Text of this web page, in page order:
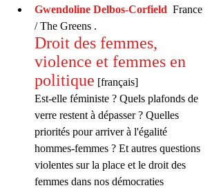
Gwendoline Delbos-Corfield France
/ The Greens .
Droit des femmes,
violence et femmes en
politique [français]
Est-elle féministe ? Quels plafonds de
verre restent à dépasser ? Quelles
priorités pour arriver à l'égalité
hommes-femmes ? Et autres questions
violentes sur la place et le droit des
femmes dans nos démocraties